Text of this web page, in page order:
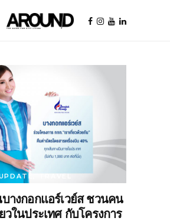
TRAVEL
างกอกแอร์เวย์ส ชวนคน
วในประเทศ กับโครงการ